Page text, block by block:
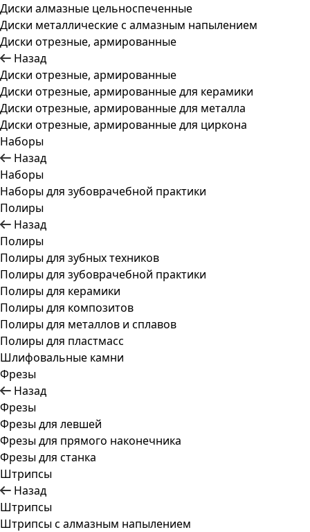
Диски алмазные цельноспеченные
Диски металлические с алмазным напылением
Диски отрезные, армированные
Назад
Диски отрезные, армированные
Диски отрезные, армированные для керамики
Диски отрезные, армированные для металла
Диски отрезные, армированные для циркона
Наборы
Назад
Наборы
Наборы для зубоврачебной практики
Полиры
Назад
Полиры
Полиры для зубных техников
Полиры для зубоврачебной практики
Полиры для керамики
Полиры для композитов
Полиры для металлов и сплавов
Полиры для пластмасс
Шлифовальные камни
Фрезы
Назад
Фрезы
Фрезы для левшей
Фрезы для прямого наконечника
Фрезы для станка
Штрипсы
Назад
Штрипсы
Штрипсы c алмазным напылением